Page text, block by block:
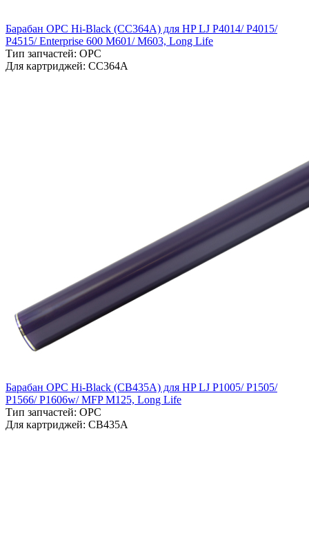
Барабан OPC Hi-Black (CC364A) для HP LJ P4014/ P4015/
P4515/ Enterprise 600 M601/ M603, Long Life
Тип запчастей: OPC
Для картриджей: CC364A
Барабан OPC Hi-Black (CB435A) для HP LJ P1005/ P1505/
P1566/ P1606w/ MFP M125, Long Life
Тип запчастей: OPC
Для картриджей: CB435A